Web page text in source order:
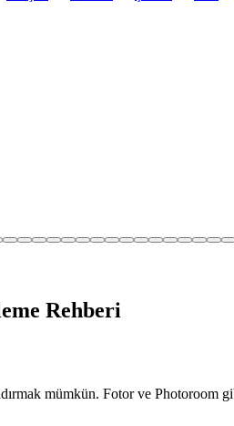
Rehberi
mümkün. Fotor ve Photoroom